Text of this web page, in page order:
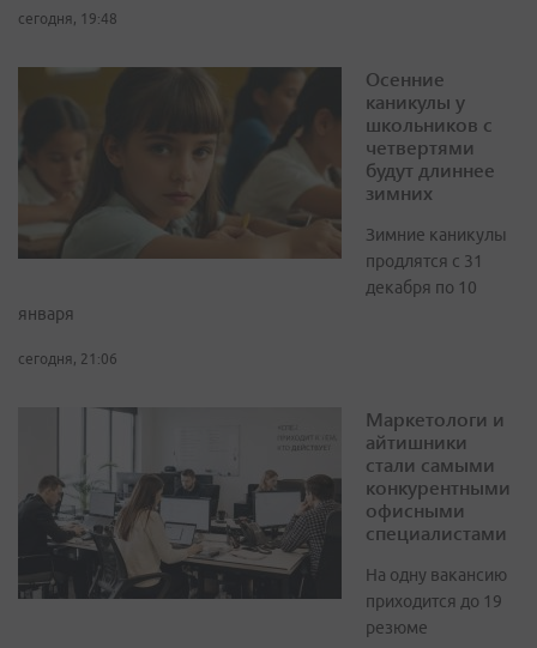
сегодня, 19:48
Осенние
каникулы у
школьников с
четвертями
будут длиннее
зимних
Зимние каникулы
продлятся с 31
декабря по 10
января
сегодня, 21:06
Маркетологи и
айтишники
стали самыми
конкурентными
офисными
специалистами
На одну вакансию
приходится до 19
резюме